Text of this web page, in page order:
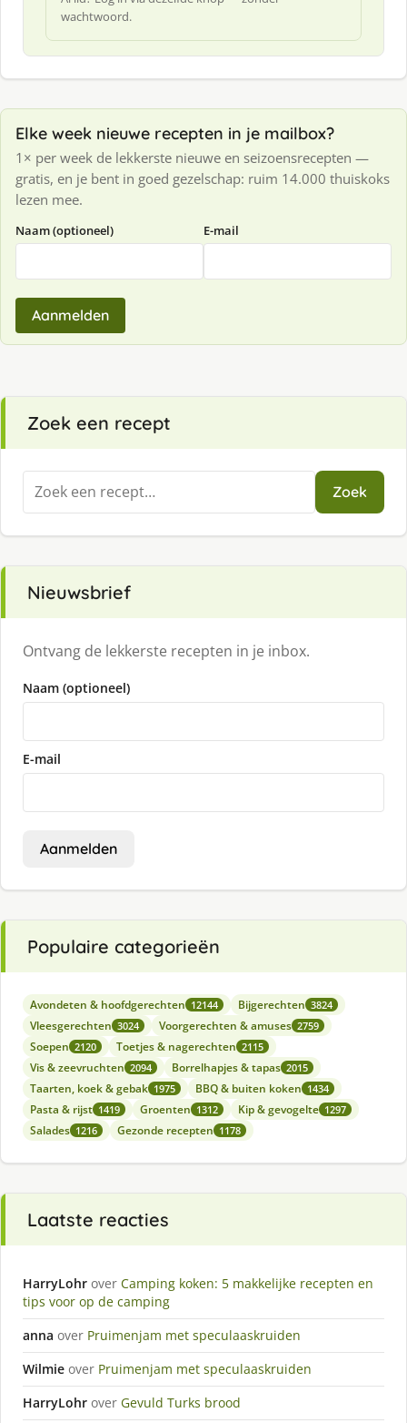
wachtwoord.
Elke week nieuwe recepten in je mailbox?
1× per week de lekkerste nieuwe en seizoensrecepten —
gratis, en je bent in goed gezelschap: ruim 14.000 thuiskoks
lezen mee.
Naam (optioneel) E-mail
Aanmelden
Zoek een recept
Zoeken
naar:
Zoek
Nieuwsbrief
Ontvang de lekkerste recepten in je inbox.
Naam (optioneel)
E-mail
Aanmelden
Populaire categorieën
Avondeten & hoofdgerechten 12144 Bijgerechten 3824
Vleesgerechten 3024 Voorgerechten & amuses 2759
Soepen 2120 Toetjes & nagerechten 2115
Vis & zeevruchten 2094 Borrelhapjes & tapas 2015
Taarten, koek & gebak 1975 BBQ & buiten koken 1434
Pasta & rijst 1419 Groenten 1312 Kip & gevogelte 1297
Salades 1216 Gezonde recepten 1178
Laatste reacties
HarryLohr over Camping koken: 5 makkelijke recepten en
tips voor op de camping
anna over Pruimenjam met speculaaskruiden
Wilmie over Pruimenjam met speculaaskruiden
HarryLohr over Gevuld Turks brood